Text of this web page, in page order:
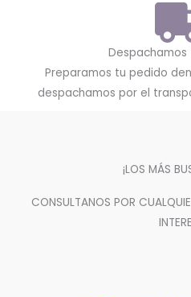
Preparamos tu pedido
despachamos por el
¡LOS MÁS
CONSULTANOS POR